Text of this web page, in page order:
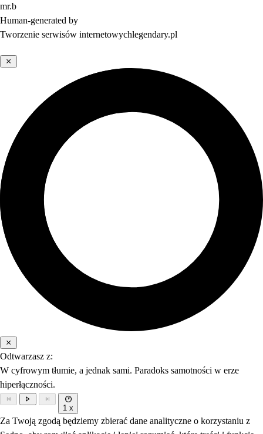
mr.b
Human-generated by
Tworzenie serwisów internetowychlegendary.pl
Odtwarzasz z:
W cyfrowym tłumie, a jednak sami. Paradoks samotności w erze
hiperłączności.
1 x
Za Twoją zgodą będziemy zbierać dane analityczne o korzystaniu z